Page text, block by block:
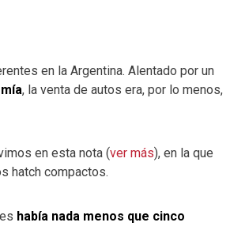
en la Argentina. Alentado por un
, la venta de autos era, por lo menos,
en esta nota (ver más), en la que
hatch compactos.
había nada menos que cinco